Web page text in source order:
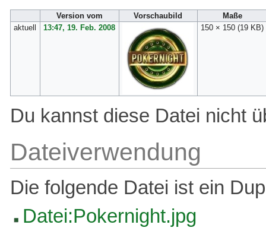
Version vom Vorschaubild
Maße
aktuell
13:47, 19. Feb. 2008 150 × 150(19 KB)
Du kannst diese Datei nicht
Dateiverwendung
Die folgende Datei ist ein
Datei:Pokernight.jpg